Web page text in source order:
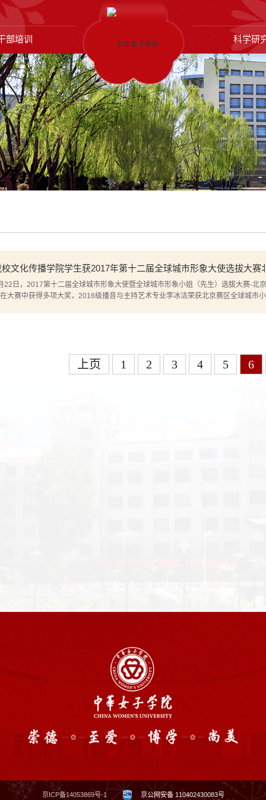
部培训 科学研
文化传播学院学生获2017年第十二届全球城市形象大使选拔大赛
22日，2017第十二届全球城市形象大使暨全球城市形象小姐（先生）选拔大赛-北
大赛中获得多项大奖，2016级播音与主持艺术专业李冰洁荣获北京赛区全球城市
上页 1 2 3 4 5 6
京ICP备14053869号-1 京公网安备 110402430083号